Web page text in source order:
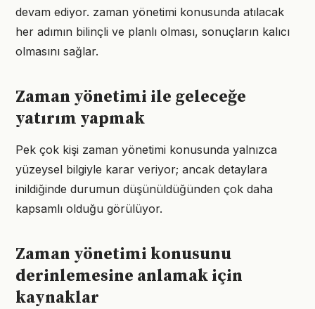
devam ediyor. zaman yönetimi konusunda atılacak
her adımın bilinçli ve planlı olması, sonuçların kalıcı
olmasını sağlar.
Zaman yönetimi ile geleceğe
yatırım yapmak
Pek çok kişi zaman yönetimi konusunda yalnızca
yüzeysel bilgiyle karar veriyor; ancak detaylara
inildiğinde durumun düşünüldüğünden çok daha
kapsamlı olduğu görülüyor.
Zaman yönetimi konusunu
derinlemesine anlamak için
kaynaklar